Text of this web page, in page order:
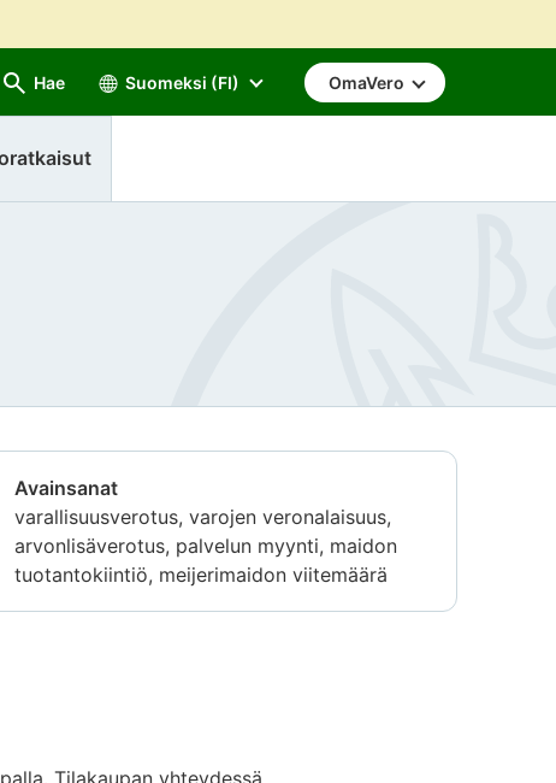
Hae Suomeksi (FI) OmaVero
Avainsanat
varallisuusverotus, varojen veronalaisuus,
arvonlisäverotus, palvelun myynti, maidon
tuotantokiintiö, meijerimaidon viitemäärä